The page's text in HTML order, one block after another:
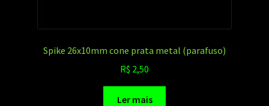
Spike 26x10mm cone prata metal (parafuso)
R$ 2,50
Ler mais